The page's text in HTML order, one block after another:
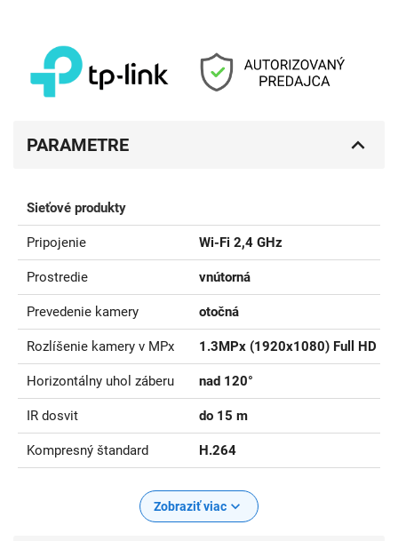
PARAMETRE
Sieťové produkty
Pripojenie Wi-Fi 2,4 GHz
Prostredie vnútorná
Prevedenie kamery otočná
Rozlíšenie kamery v MPx 1.3MPx (1920x1080) Full HD
Horizontálny uhol záberu nad 120°
IR dosvit do 15 m
Kompresný štandard H.264
Zobraziť viac